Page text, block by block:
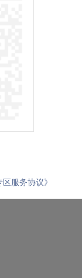
服务协议》